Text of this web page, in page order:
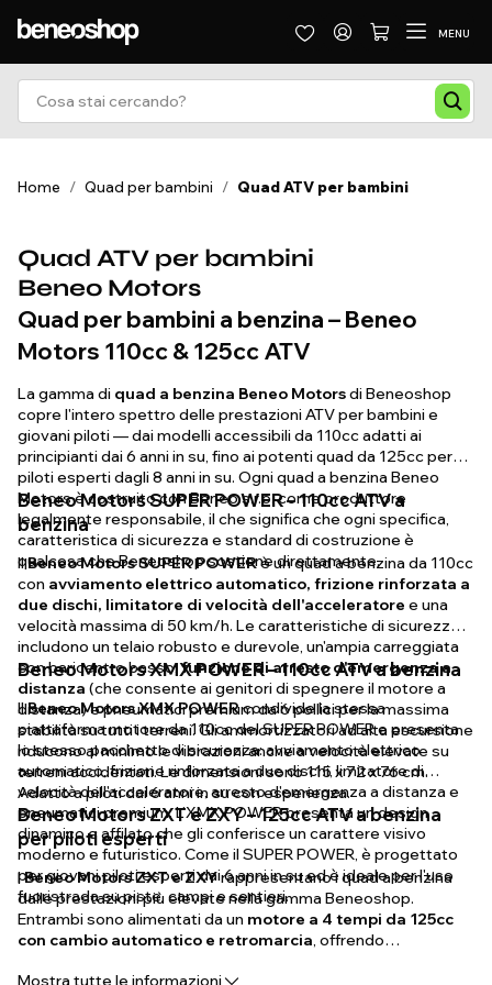
MENU
Home / Quad per bambini / Quad ATV per bambini
Quad ATV per bambini
Beneo Motors
Quad per bambini a benzina – Beneo
Motors 110cc & 125cc ATV
La gamma di quad a benzina Beneo Motorsdi Beneoshop
copre l'intero spettro delle prestazioni ATV per bambini e
giovani piloti — dai modelli accessibili da 110cc adatti ai
principianti dai 6 anni in su, fino ai potenti quad da 125cc per
piloti esperti dagli 8 anni in su. Ogni quad a benzina Beneo
Motors è costruito con Beneo s.r.o. come produttore
legalmente responsabile, il che significa che ogni specifica,
caratteristica di sicurezza e standard di costruzione è
qualcosa che Beneoshop sostiene direttamente.
Beneo Motors SUPER POWER – 110cc ATV a
benzina
IlBeneo Motors SUPER POWERè un quad a benzina da 110cc
con avviamento elettrico automatico, frizione rinforzata a
due dischi, limitatore di velocità dell'acceleratore e una
velocità massima di 50 km/h. Le caratteristiche di sicurezza
includono un telaio robusto e durevole, un'ampia carreggiata
con baricentro basso,funzione di arresto d'emergenza a
distanza (che consente ai genitori di spegnere il motore a
distanza) e pneumatici premium da 6 pollici per la massima
stabilità su tutti i terreni. Gli ammortizzatori ad alta escursione
riducono al minimo le vibrazioni anche a velocità elevate su
terreni accidentati. Le dimensioni sono 115 x 72 x 76 cm.
Adatto a piloti dai 6 anni in su con esperienza.
Beneo Motors XMX POWER – 110cc ATV a benzina
IlBeneo Motors XMX POWERcondivide la stessa
piattaforma motore da 110cc del SUPER POWER e presenta
lo stesso pacchetto di sicurezza: avviamento elettrico
automatico, frizione rinforzata a due dischi, limitatore di
velocità dell'acceleratore, arresto d'emergenza a distanza e
pneumatici premium. L'XMX POWER presenta un design
dinamico e affilato che gli conferisce un carattere visivo
moderno e futuristico. Come il SUPER POWER, è progettato
per giovani piloti esperti dai 6 anni in su ed è ideale per l'uso
fuoristrada su piste, campi e sentieri.
Beneo Motors ZXT e ZXY – 125cc ATV a benzina
per piloti esperti
IBeneo Motors ZXT e ZXYrappresentano i quad a benzina
dalle prestazioni più elevate nella gamma Beneoshop.
Entrambi sono alimentati da un motore a 4 tempi da 125cc
con cambio automatico e retromarcia, offrendo
Mostra tutte le informazioni